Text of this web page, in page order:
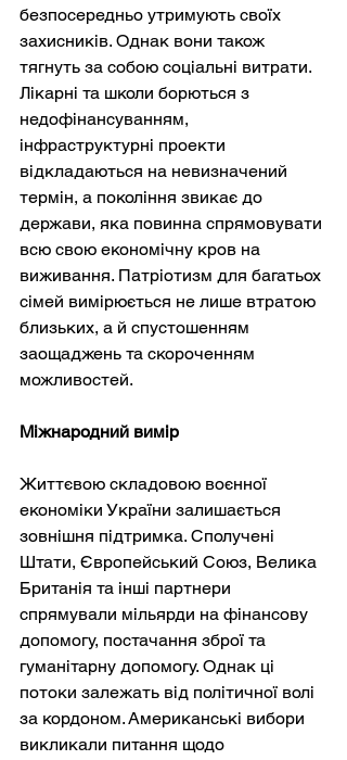
безпосередньо утримують своїх
захисників. Однак вони також
тягнуть за собою соціальні витрати.
Лікарні та школи борються з
недофінансуванням,
інфраструктурні проекти
відкладаються на невизначений
термін, а покоління звикає до
держави, яка повинна спрямовувати
всю свою економічну кров на
виживання. Патріотизм для багатьох
сімей вимірюється не лише втратою
близьких, а й спустошенням
заощаджень та скороченням
можливостей.
Міжнародний вимір
Життєвою складовою воєнної
економіки України залишається
зовнішня підтримка. Сполучені
Штати, Європейський Союз, Велика
Британія та інші партнери
спрямували мільярди на фінансову
допомогу, постачання зброї та
гуманітарну допомогу. Однак ці
потоки залежать від політичної волі
за кордоном. Американські вибори
викликали питання щодо